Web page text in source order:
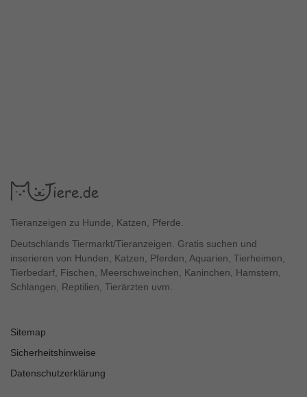
Tieranzeigen zu Hunde, Katzen, Pferde.
Deutschlands Tiermarkt/Tieranzeigen. Gratis suchen und
inserieren von Hunden, Katzen, Pferden, Aquarien, Tierheimen,
Tierbedarf, Fischen, Meerschweinchen, Kaninchen, Hamstern,
Schlangen, Reptilien, Tierärzten uvm.
Sitemap
Sicherheitshinweise
Datenschutzerklärung